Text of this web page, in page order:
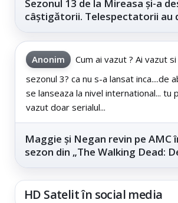
Sezonul 13 de la Mireasa și-a
câștigătorii. Telespectatorii au
Anonim
Cum ai vazut ? Ai vazut
sezonul 3? ca nu s-a lansat inca....de
se lanseaza la nivel international... tu
vazut doar serialul...
Maggie și Negan revin pe AMC
sezon din „The Walking Dead:
HD Satelit în social media